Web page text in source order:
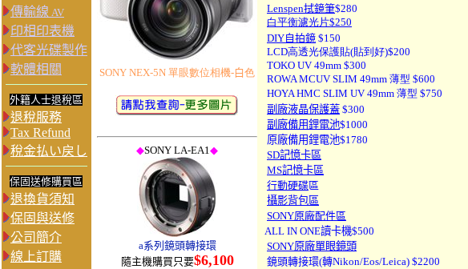
傳輸線 AV
印相印表機
代客光碟製作
軟體相關
外籍人士退稅區
退稅服務
Tax Refund
稅金払い戻し
保固送修購買區
退換貨須知
保固與送修
公司簡介
線上訂購
SONY NEX-5N 單眼數位相機-白色
◆SONY LA-EA1◆
a系列鏡頭轉接環
隨主機購買只要$6,100
Lenspen拭鏡筆$280
白平衡濾光片$250
DIY自拍鏡 $150
LCD高透光保護貼(貼到好)$200
TOKO UV 49mm $300
ROWA MCUV SLIM 49mm 薄型 $600
HOYA HMC SLIM UV 49mm 薄型 $750
副廠液晶保護蓋 $300
副廠備用鋰電池$1000
原廠備用鋰電池$1780
SD記憶卡區
MS記憶卡區
行動硬碟區
攝影背包區
SONY原廠配件區
ALL IN ONE讀卡機$500
SONY原廠單眼鏡頭
鏡頭轉接環(轉Nikon/Eos/Leica) $2200